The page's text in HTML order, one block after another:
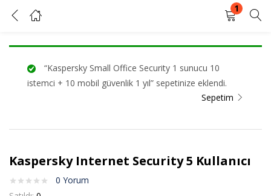
1
KAYIT OL
Kullanıcı adınızı ve şifrenizi girin.
Beni Hatırla Şifrenizi mi unuttunuz?
“Kaspersky Small Office Security 1 sunucu 10
istemci + 10 mobil güvenlik 1 yıl” sepetinize eklendi.
Sepetim
Kaspersky Internet Security 5 Kullanıcı
0 Yorum